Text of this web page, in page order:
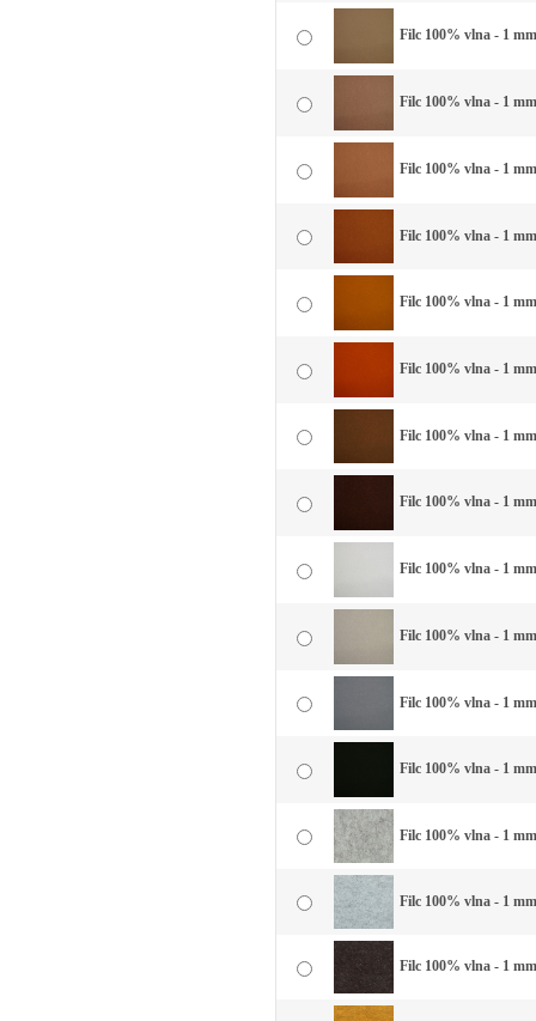
Filc 100% vlna - 1
Filc 100% vlna - 1
Filc 100% vlna - 1
Filc 100% vlna - 1
Filc 100% vlna - 1
Filc 100% vlna - 1
Filc 100% vlna - 1
Filc 100% vlna - 1
Filc 100% vlna - 1
Filc 100% vlna - 1
Filc 100% vlna - 1
Filc 100% vlna - 1
Filc 100% vlna - 1
Filc 100% vlna - 1
Filc 100% vlna - 1